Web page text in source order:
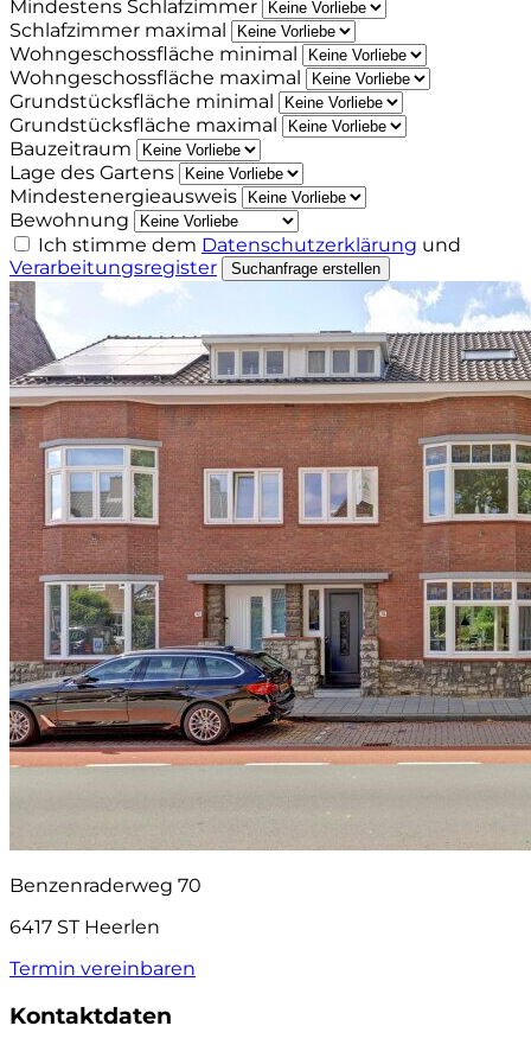
Mindestens Schlafzimmer
Schlafzimmer maximal
Wohngeschossfläche minimal
Wohngeschossfläche maximal
Grundstücksfläche minimal
Grundstücksfläche maximal
Bauzeitraum
Lage des Gartens
Mindestenergieausweis
Bewohnung
Ich stimme dem Datenschutzerklärung und
Verarbeitungsregister
Suchanfrage erstellen
Benzenraderweg 70
6417 ST Heerlen
Termin vereinbaren
Kontaktdaten